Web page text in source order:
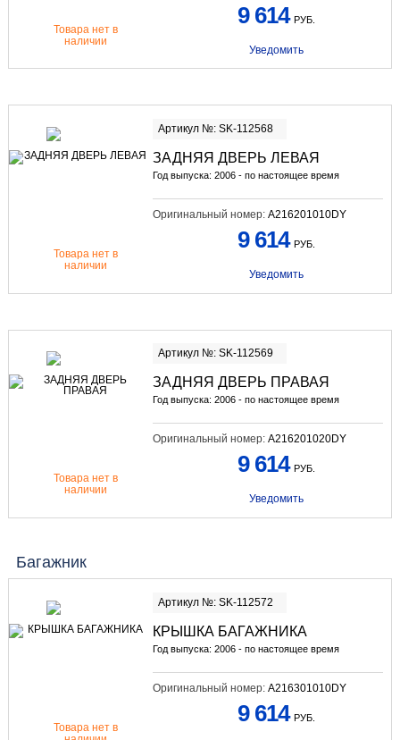
Товара нет в
наличии
9 614 РУБ.
Уведомить
Артикул №: SK-112568
ЗАДНЯЯ ДВЕРЬ ЛЕВАЯ
Год выпуска: 2006 - по настоящее время
Оригинальный номер: A216201010DY
Товара нет в
наличии
9 614 РУБ.
Уведомить
Артикул №: SK-112569
ЗАДНЯЯ ДВЕРЬ ПРАВАЯ
Год выпуска: 2006 - по настоящее время
Оригинальный номер: A216201020DY
Товара нет в
наличии
9 614 РУБ.
Уведомить
Багажник
Артикул №: SK-112572
КРЫШКА БАГАЖНИКА
Год выпуска: 2006 - по настоящее время
Оригинальный номер: A216301010DY
Товара нет в
9 614 РУБ.